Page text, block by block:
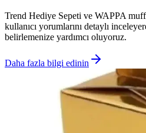
Trend Hediye Sepeti ve WAPPA
kullanıcı yorumlarını detaylı
belirlemenize yardımcı oluyoruz.
Daha fazla bilgi edinin